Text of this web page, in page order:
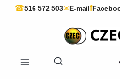
☎516 572 503✉E-mailf
Otwórz wyszukiwarkę